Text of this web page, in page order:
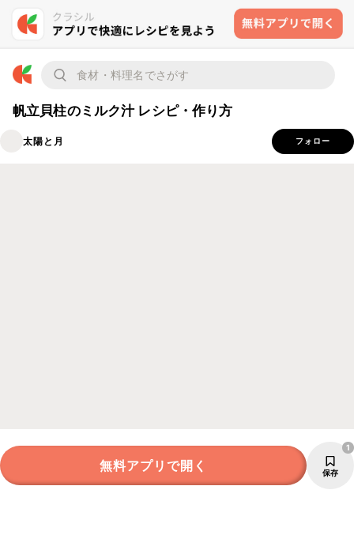
帆立貝柱のミルク汁 レシピ・作り方
太陽と月 フォロー
無料アプリで開く 保存
1